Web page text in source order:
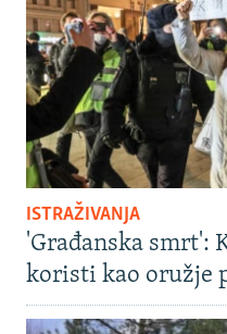
ISTRAŽIVANJA
'Građanska smrt':
koristi kao oružje